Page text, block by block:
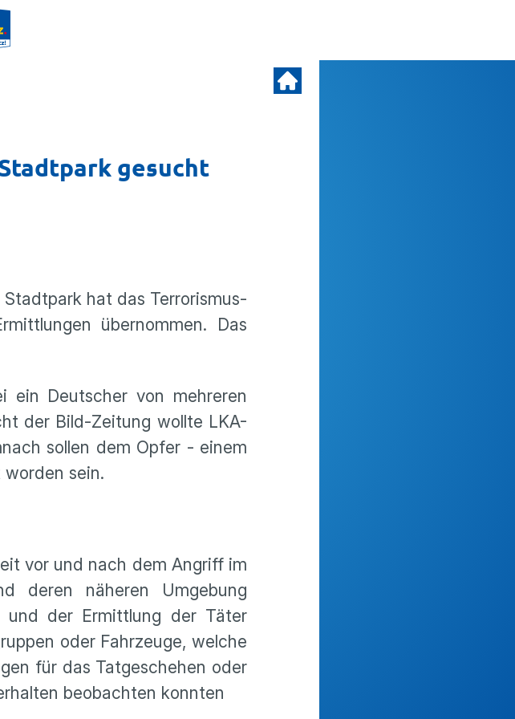
gesucht
hat das Terrorismus-
übernommen. Das
ein Deutscher von mehreren
der Bild-Zeitung wollte LKA-
sollen dem Opfer - einem
sein.
vor und nach dem Angriff im
deren näheren Umgebung
und der Ermittlung der Täter
oder Fahrzeuge, welche
für das Tatgeschehen oder
beobachten konnten